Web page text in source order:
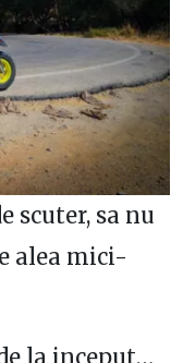
scuter, sa nu
alea mici-
la inceput…